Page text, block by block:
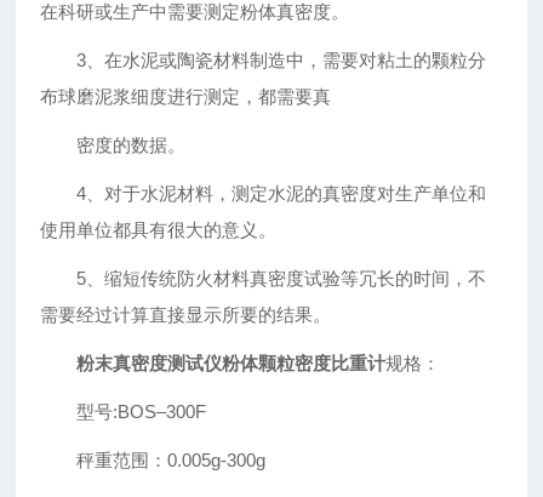
在科研或生产中需要测定粉体真密度。
3、在水泥或陶瓷材料制造中，需要对粘土的颗粒分
布球磨泥浆细度进行测定，都需要真
密度的数据。
4、对于水泥材料，测定水泥的真密度对生产单位和
使用单位都具有很大的意义。
5、缩短传统防火材料真密度试验等冗长的时间，不
需要经过计算直接显示所要的结果。
粉末真密度测试仪粉体颗粒密度比重计规格：
型号:BOS–300F
秤重范围：0.005g-300g